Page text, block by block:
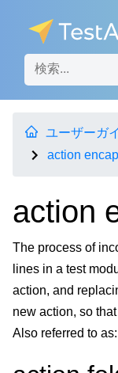
ユーザーガ
action
action
The process of
lines in a test
action, and
new action, so
Also referred to as: